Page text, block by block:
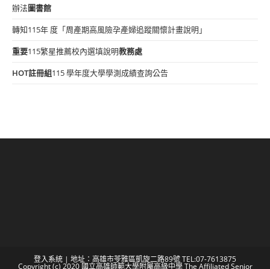
辦法圖書館
轉知115年 度「周產期高風險孕產婦追蹤關懷計畫說明」
重要115繁星推薦校內選填說明教務處
HOT註冊組115 學年度大學學測成績查詢公告
登入系統 | 地址：高雄市苓雅區凱旋二路89號 TEL:07-7613875
Copyright (c) 2020 國立高雄師範大學附屬高級中學 The Affiliated Senior